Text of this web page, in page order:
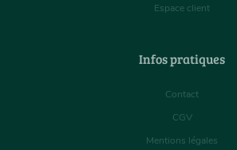
Espace client
Infos pratiques
Contact
CGV
Mentions légales